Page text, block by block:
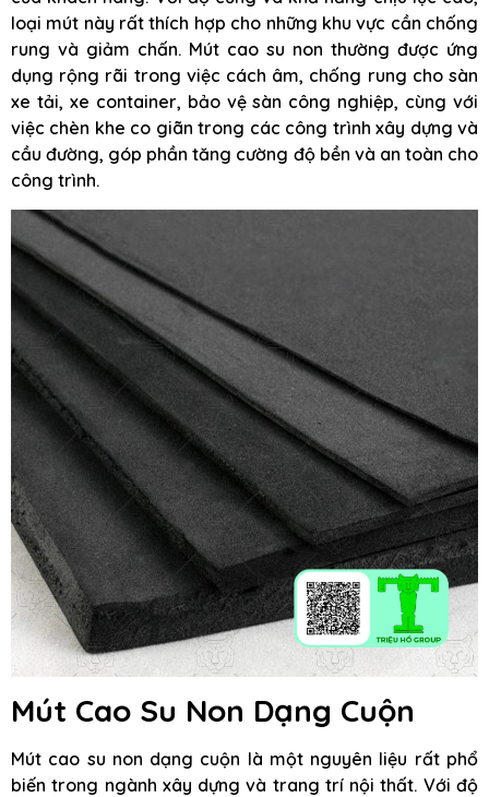
loại mút này rất thích hợp cho những khu vực cần chống
rung và giảm chấn. Mút cao su non thường được ứng
dụng rộng rãi trong việc cách âm, chống rung cho sàn
xe tải, xe container, bảo vệ sàn công nghiệp, cùng với
việc chèn khe co giãn trong các công trình xây dựng và
cầu đường, góp phần tăng cường độ bền và an toàn cho
công trình.
Mút Cao Su Non Dạng Cuộn
Mút cao su non dạng cuộn là một nguyên liệu rất phổ
biến trong ngành xây dựng và trang trí nội thất. Với độ